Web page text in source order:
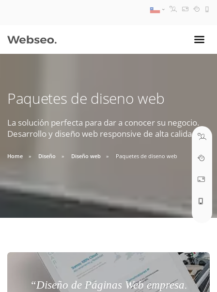
Paquetes de diseno web
La solución perfecta para dar a conocer su negocio.
Desarrollo y diseño web responsive de alta calidad.
Home Diseño Diseño web Paquetes de diseno web
“Diseño de Páginas Web empresa.
09:30 AM A 18:30 PM
soporte@webseo.cl